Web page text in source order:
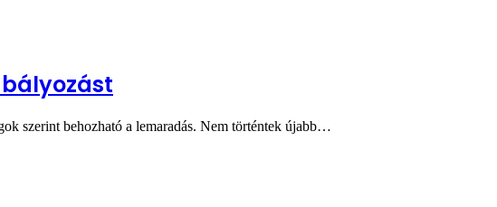
szerint behozható a lemaradás. Nem történtek újabb…